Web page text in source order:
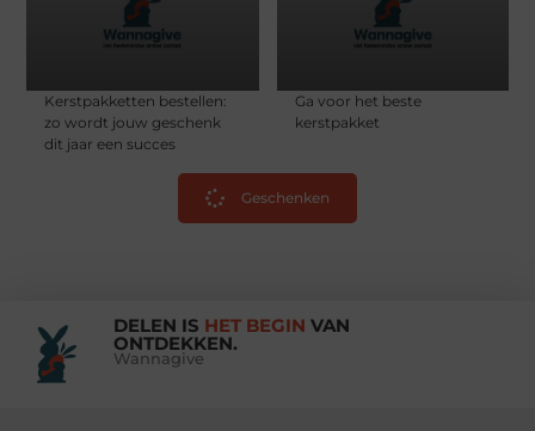
Kerstpakketten bestellen:
zo wordt jouw geschenk
dit jaar een succes
Ga voor het beste
kerstpakket
Geschenken
DELEN IS HET BEGIN VAN
ONTDEKKEN.
Wannagive